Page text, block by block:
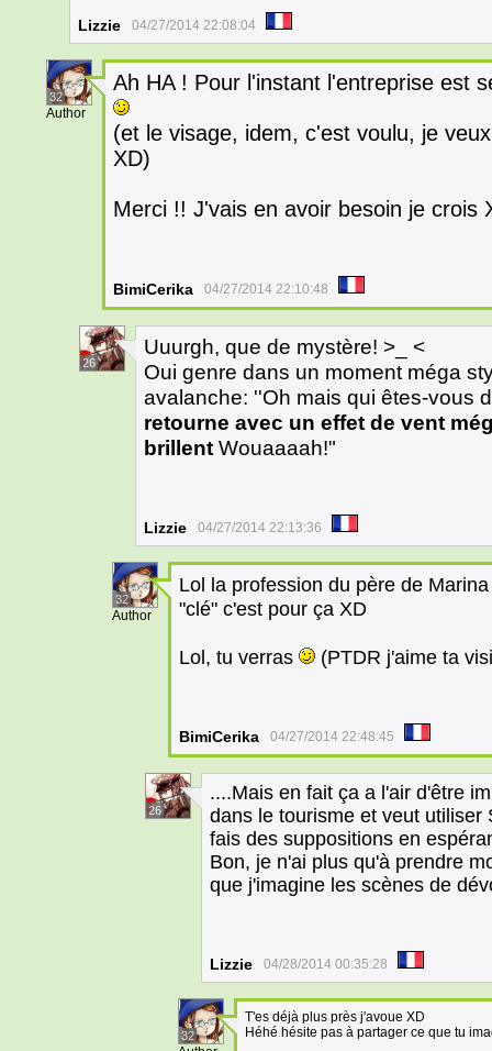
Lizzie 04/27/2014 22:08:04
32
Author
Ah HA ! Pour l'instant l'entreprise est
(et le visage, idem, c'est voulu, je
XD)
Merci !! J'vais en avoir besoin je crois
BimiCerika 04/27/2014 22:10:48
26
Uuurgh, que de mystère! >_ <
Oui genre dans un moment méga
avalanche: ''Oh mais qui êtes-vous
retourne avec un effet de vent
brillent Wouaaaah!"
Lizzie 04/27/2014 22:13:36
32
Author
Lol la profession du père de
"clé" c'est pour ça XD
Lol, tu verras (PTDR j'aime ta
BimiCerika 04/27/2014 22:48:45
26
....Mais en fait ça a l'air d'être
dans le tourisme et veut
fais des suppositions en
Bon, je n'ai plus qu'à prendre
que j'imagine les scènes de
Lizzie 04/28/2014 00:35:28
32
T'es déjà plus près j'avoue XD
Héhé hésite pas à partager ce que tu